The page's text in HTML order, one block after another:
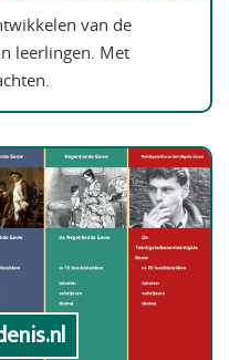
van de
leerlingen. Met